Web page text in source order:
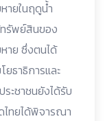
ายในฤดูน้ำ
ทรัพย์สินของ
าย ซึ่งตนได้
ยธาธิการและ
ะชาชนยังได้รับ
ไทยได้พิจารณา